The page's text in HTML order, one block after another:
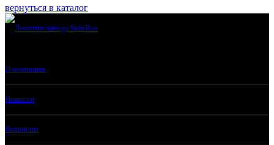
вернуться в каталог
О компании
Новости
Вакансии